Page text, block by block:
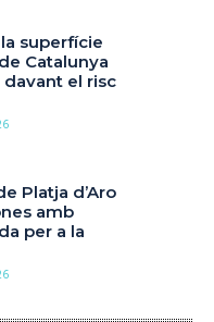
superfície
Catalunya
davant el risc
Platja d’Aro
amb
per a la